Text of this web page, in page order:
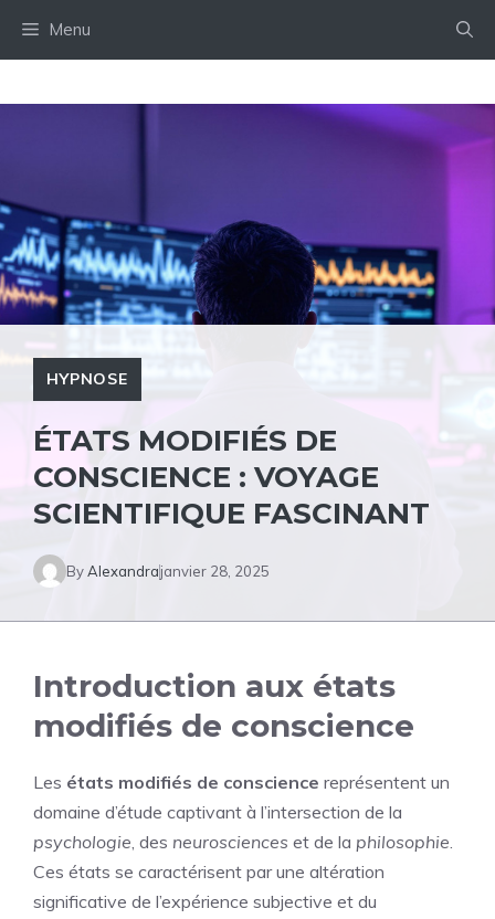
Menu
HYPNOSE
ÉTATS MODIFIÉS DE
CONSCIENCE : VOYAGE
SCIENTIFIQUE FASCINANT
ByAlexandrajanvier 28, 2025
Introduction aux états
modifiés de conscience
Les états modifiés de conscience représentent un
domaine d’étude captivant à l’intersection de la
psychologie, des neurosciences et de la philosophie.
Ces états se caractérisent par une altération
significative de l’expérience subjective et du